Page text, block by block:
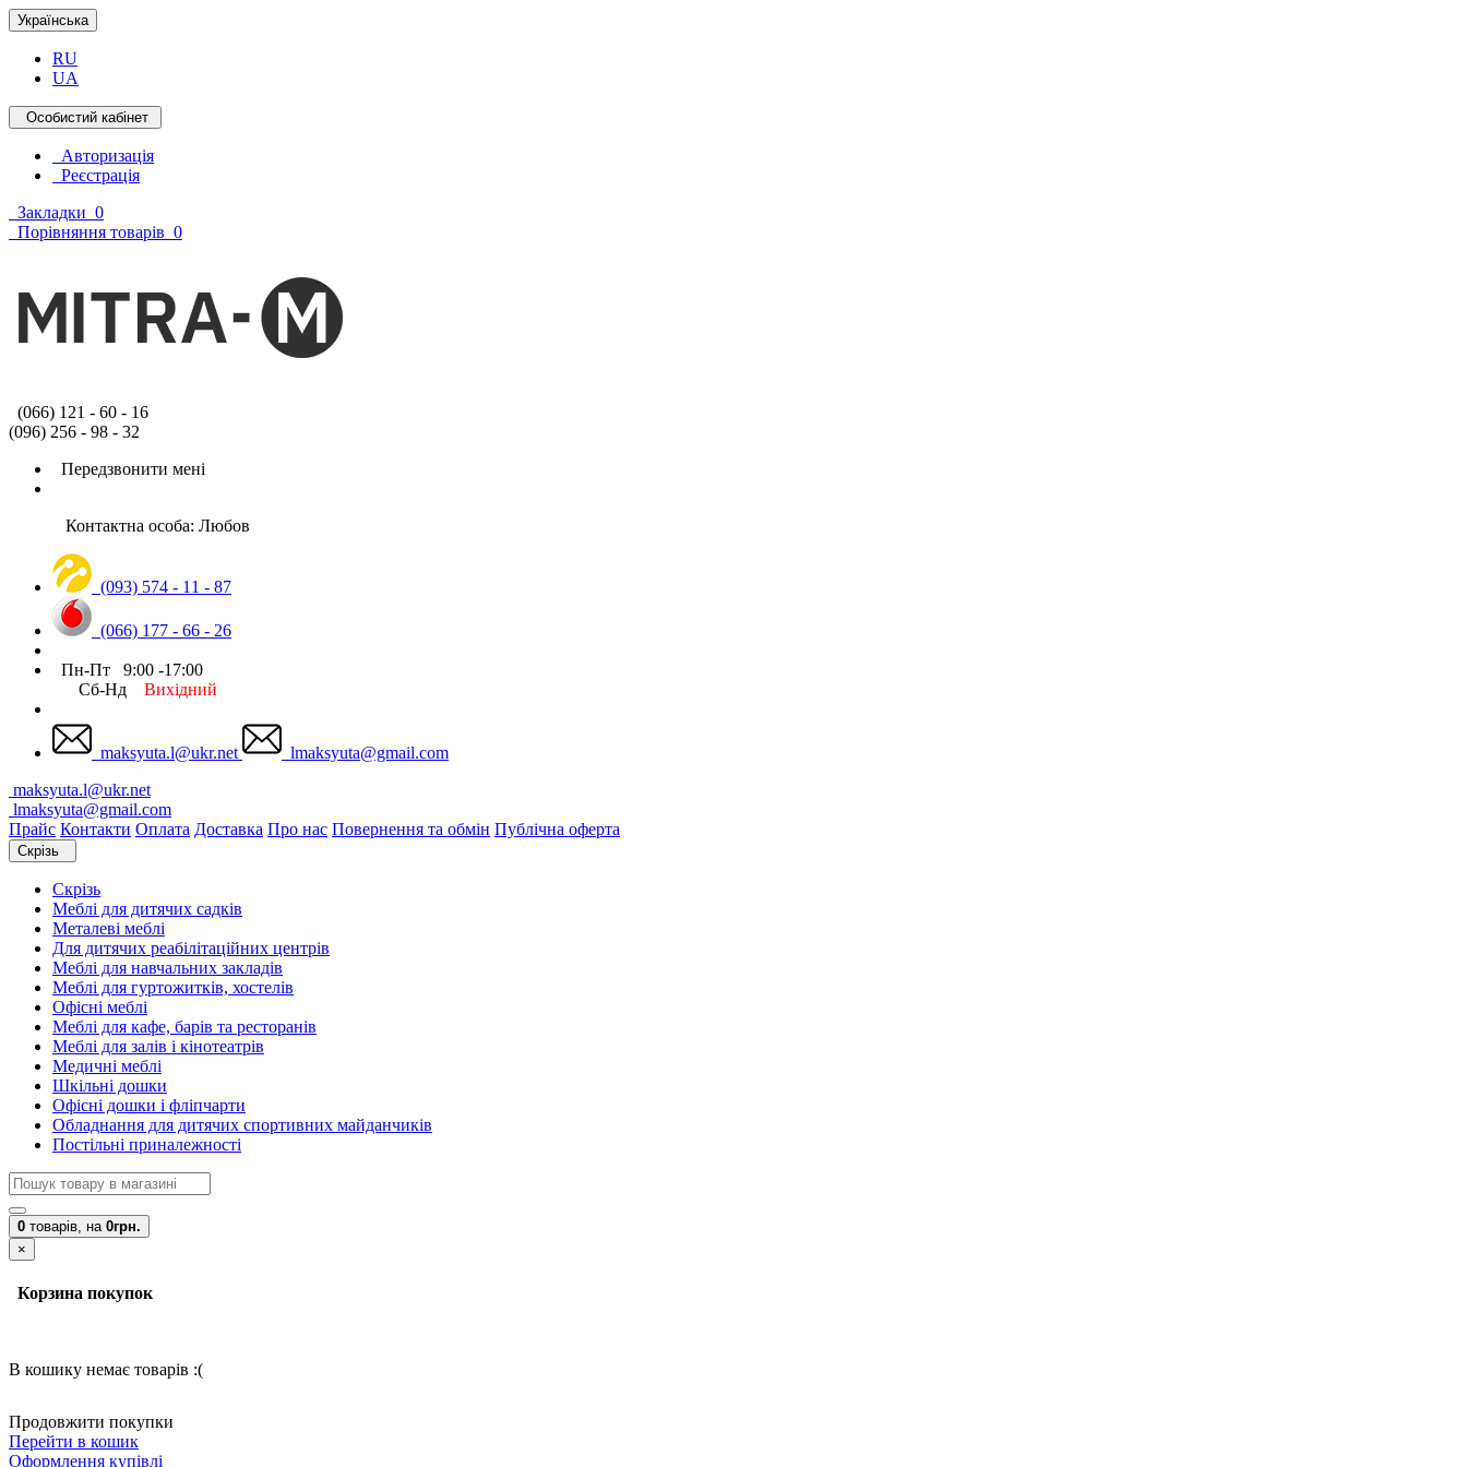
Українська
RU
UA
Особистий кабінет
Авторизація
Реєстрація
Закладки 0
Порівняння товарів 0
(066) 121 - 60 - 16
(096) 256 - 98 - 32
Передзвонити мені
Контактна особа: Любов
(093) 574 - 11 - 87
(066) 177 - 66 - 26
Пн-Пт 9:00 -17:00
Сб-Нд Вихідний
maksyuta.l@ukr.net
lmaksyuta@gmail.com
maksyuta.l@ukr.net
lmaksyuta@gmail.com
Прайс Контакти Оплата Доставка Про нас Повернення та обмін Публічна оферта
Скрізь
Скрізь
Меблі для дитячих садків
Металеві меблі
Для дитячих реабілітаційних центрів
Меблі для навчальних закладів
Меблі для гуртожитків, хостелів
Офісні меблі
Меблі для кафе, барів та ресторанів
Меблі для залів і кінотеатрів
Медичні меблі
Шкільні дошки
Офісні дошки і фліпчарти
Обладнання для дитячих спортивних майданчиків
Постільні приналежності
0 товарів, на 0грн.
×
Корзина покупок
В кошику немає товарів :(
Продовжити покупки
Перейти в кошик
Оформлення купівлі